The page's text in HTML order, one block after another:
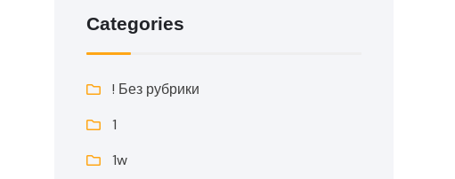
Categories
! Без рубрики
1
1w